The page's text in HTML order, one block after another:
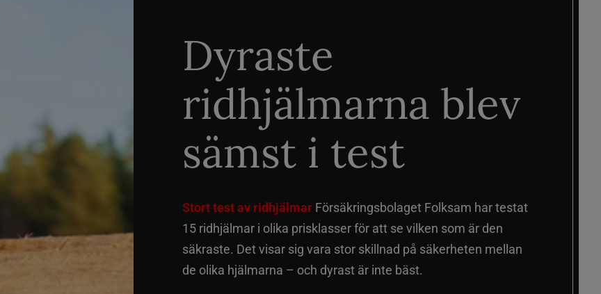
Dyraste
ridhjälmarna blev
sämst i test
Stort test av ridhjälmar Försäkringsbolaget Folksam har testat
15 ridhjälmar i olika prisklasser för att se vilken som är den
säkraste. Det visar sig vara stor skillnad på säkerheten mellan
de olika hjälmarna – och dyrast är inte bäst.